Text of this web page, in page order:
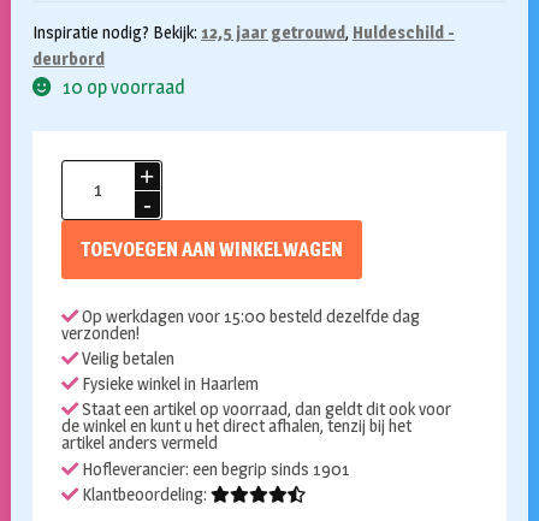
Inspiratie nodig? Bekijk: 12,5 jaar getrouwd, Huldeschild -
deurbord
10 op voorraad
Huldeschild
getrouwd
TOEVOEGEN AAN WINKELWAGEN
Op werkdagen voor 15:00 besteld dezelfde dag
verzonden!
Veilig betalen
Fysieke winkel in Haarlem
Staat een artikel op voorraad, dan geldt dit ook voor
de winkel en kunt u het direct afhalen, tenzij bij het
artikel anders vermeld
Hofleverancier: een begrip sinds 1901
Klantbeoordeling: